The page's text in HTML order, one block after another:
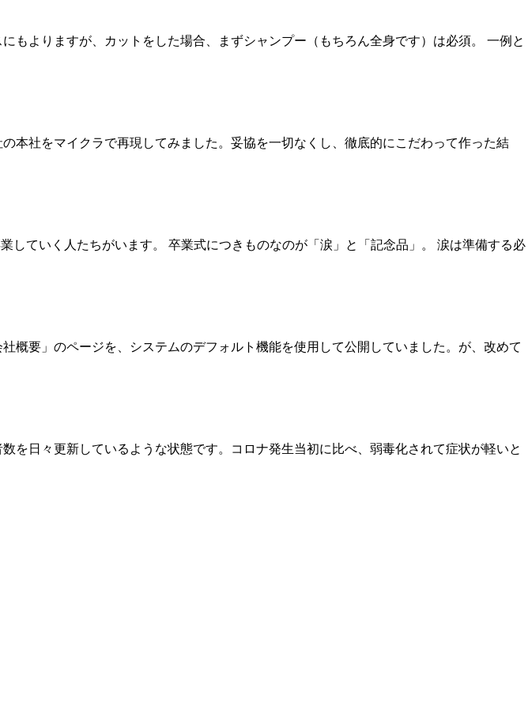
もよりますが、カットをした場合、まずシャンプー（もちろん全身です）は必須。 一例と
本社をマイクラで再現してみました。妥協を一切なくし、徹底的にこだわって作った結
ていく人たちがいます。 卒業式につきものなのが「涙」と「記念品」。 涙は準備する必
概要」のページを、システムのデフォルト機能を使用して公開していました。が、改めて
を日々更新しているような状態です。コロナ発生当初に比べ、弱毒化されて症状が軽いと